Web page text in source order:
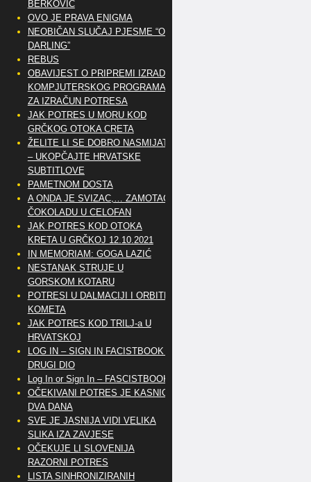
BERKOVIĆ
OVO JE PRAVA ENIGMA
NEOBIČAN SLUČAJ PJESME “OH
DARLING”
REBUS
OBAVIJEST O PRIPREMI IZRADE
KOMPJUTERSKOG PROGRAMA
ZA IZRAČUN POTRESA
JAK POTRES U MORU KOD
GRČKOG OTOKA CRETA
ŽELITE LI SE DOBRO NASMIJATI
– UKOPČAJTE HRVATSKE
SUBTITLOVE
PAMETNOM DOSTA
A ONDA JE SVIZAC,… ZAMOTAO
ČOKOLADU U CELOFAN
JAK POTRES KOD OTOKA
KRETA U GRČKOJ 12.10.2021
IN MEMORIAM: GOGA LAZIĆ
NESTANAK STRUJE U
GORSKOM KOTARU
POTRESI U DALMACIJI I ORBITE
KOMETA
JAK POTRES KOD TRILJ-a U
HRVATSKOJ
LOG IN – SIGN IN FACISTBOOK –
DRUGI DIO
Log In or Sign In – FASCISTBOOK
OČEKIVANI POTRES JE KASNIO
DVA DANA
SVE JE JASNIJA VIDI VELIKA
SLIKA IZA ZAVJESE
OČEKUJE LI SLOVENIJA
RAZORNI POTRES
LISTA SINHRONIZIRANIH